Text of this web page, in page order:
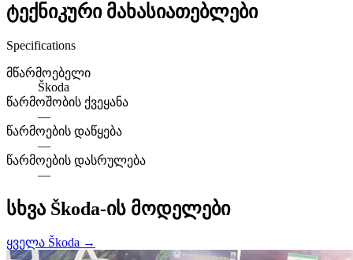
ტექნიკური მახასიათებლები
Specifications
მწარმოებელი
Škoda
წარმოშობის ქვეყანა
—
წარმოების დაწყება
—
წარმოების დასრულება
—
სხვა Škoda-ის მოდელები
ყველა Škoda →